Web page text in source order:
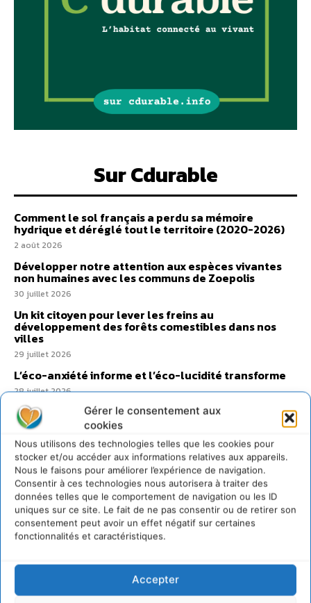
Gérer le consentement aux
cookies
Nous utilisons des technologies telles que les cookies pour
stocker et/ou accéder aux informations relatives aux appareils.
Nous le faisons pour améliorer l’expérience de navigation.
Consentir à ces technologies nous autorisera à traiter des
données telles que le comportement de navigation ou les ID
uniques sur ce site. Le fait de ne pas consentir ou de retirer son
consentement peut avoir un effet négatif sur certaines
fonctionnalités et caractéristiques.
Accepter
Sur Cdurable
Comment le sol français a perdu sa mémoire
hydrique et déréglé tout le territoire (2020-2026)
2 août 2026
Développer notre attention aux espèces vivantes
non humaines avec les communs de Zoepolis
30 juillet 2026
Un kit citoyen pour lever les freins au
développement des forêts comestibles dans nos
villes
29 juillet 2026
L’éco-anxiété informe et l’éco-lucidité transforme
28 juillet 2026
7 indicateurs pour des villes résilientes et durables,
adaptées au changement climatique
27 juillet 2026